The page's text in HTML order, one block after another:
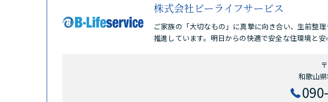
株式会社ビーライフサービス
ご家族の「大切なもの」に真摯に向き合い、生前整
推進しています。明日からの快適で安全な住環境と安
和歌山